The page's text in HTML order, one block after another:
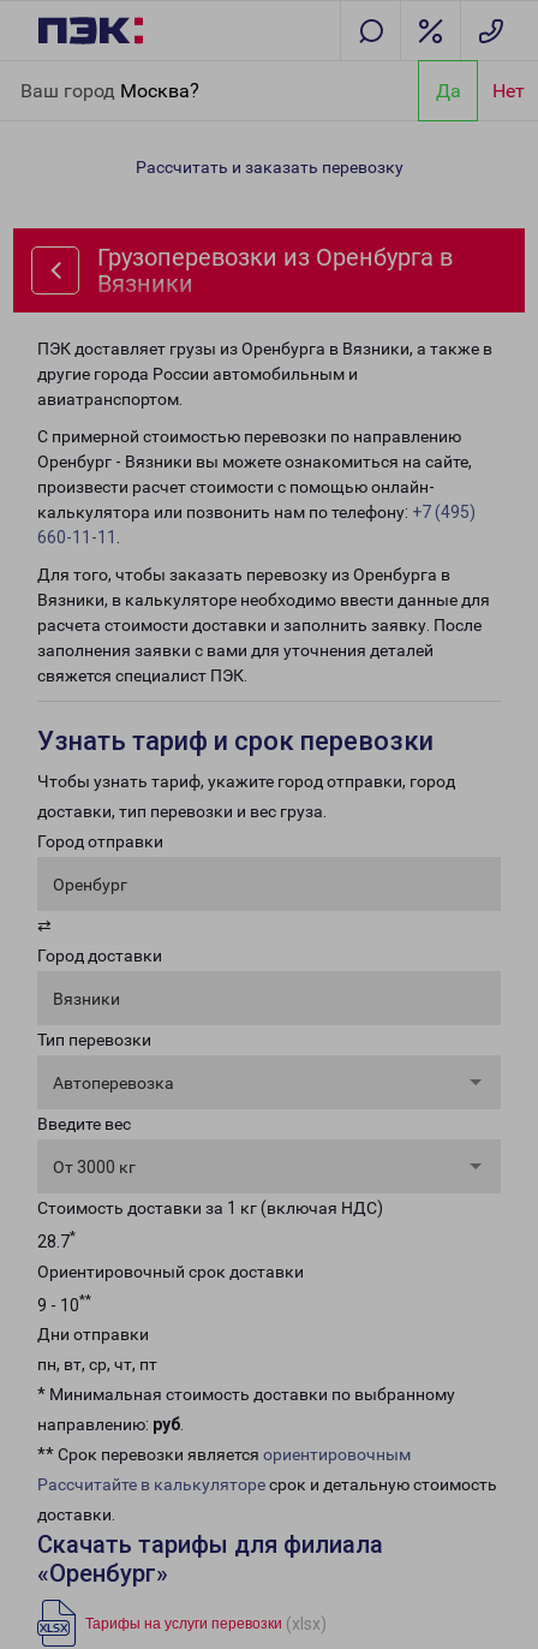
Ваш город Москва? Да Нет
Вязники
Рассчитать и заказать перевозку
Грузоперевозки из Оренбурга в
Вязники
ПЭК доставляет грузы из Оренбурга в Вязники, а также в
другие города России автомобильным и
авиатранспортом.
С примерной стоимостью перевозки по направлению
Оренбург - Вязники вы можете ознакомиться на сайте,
произвести расчет стоимости с помощью онлайн-
калькулятора или позвонить нам по телефону: +7 (495)
660-11-11
Для того, чтобы заказать перевозку из Оренбурга в
Вязники, в калькуляторе необходимо ввести данные для
расчета стоимости доставки и заполнить заявку. После
заполнения заявки с вами для уточнения деталей
свяжется специалист ПЭК.
Узнать тариф и срок перевозки
Чтобы узнать тариф, укажите город отправки, город
доставки, тип перевозки и вес груза.
Город отправки
Оренбург
⇄
Город доставки
Вязники
Тип перевозки
Автоперевозка
Введите вес
От 3000 кг
Стоимость доставки за 1 кг (включая НДС)
28.7*
Ориентировочный срок доставки
9 - 10**
Дни отправки
пн, вт, ср, чт, пт
* Минимальная стоимость доставки по выбранному
направлению: руб.
** Срок перевозки является ориентировочным
Рассчитайте в калькуляторесрок и детальную стоимость
доставки.
Скачать тарифы для филиала
«Оренбург»
Тарифы на услуги перевозки (xlsx)